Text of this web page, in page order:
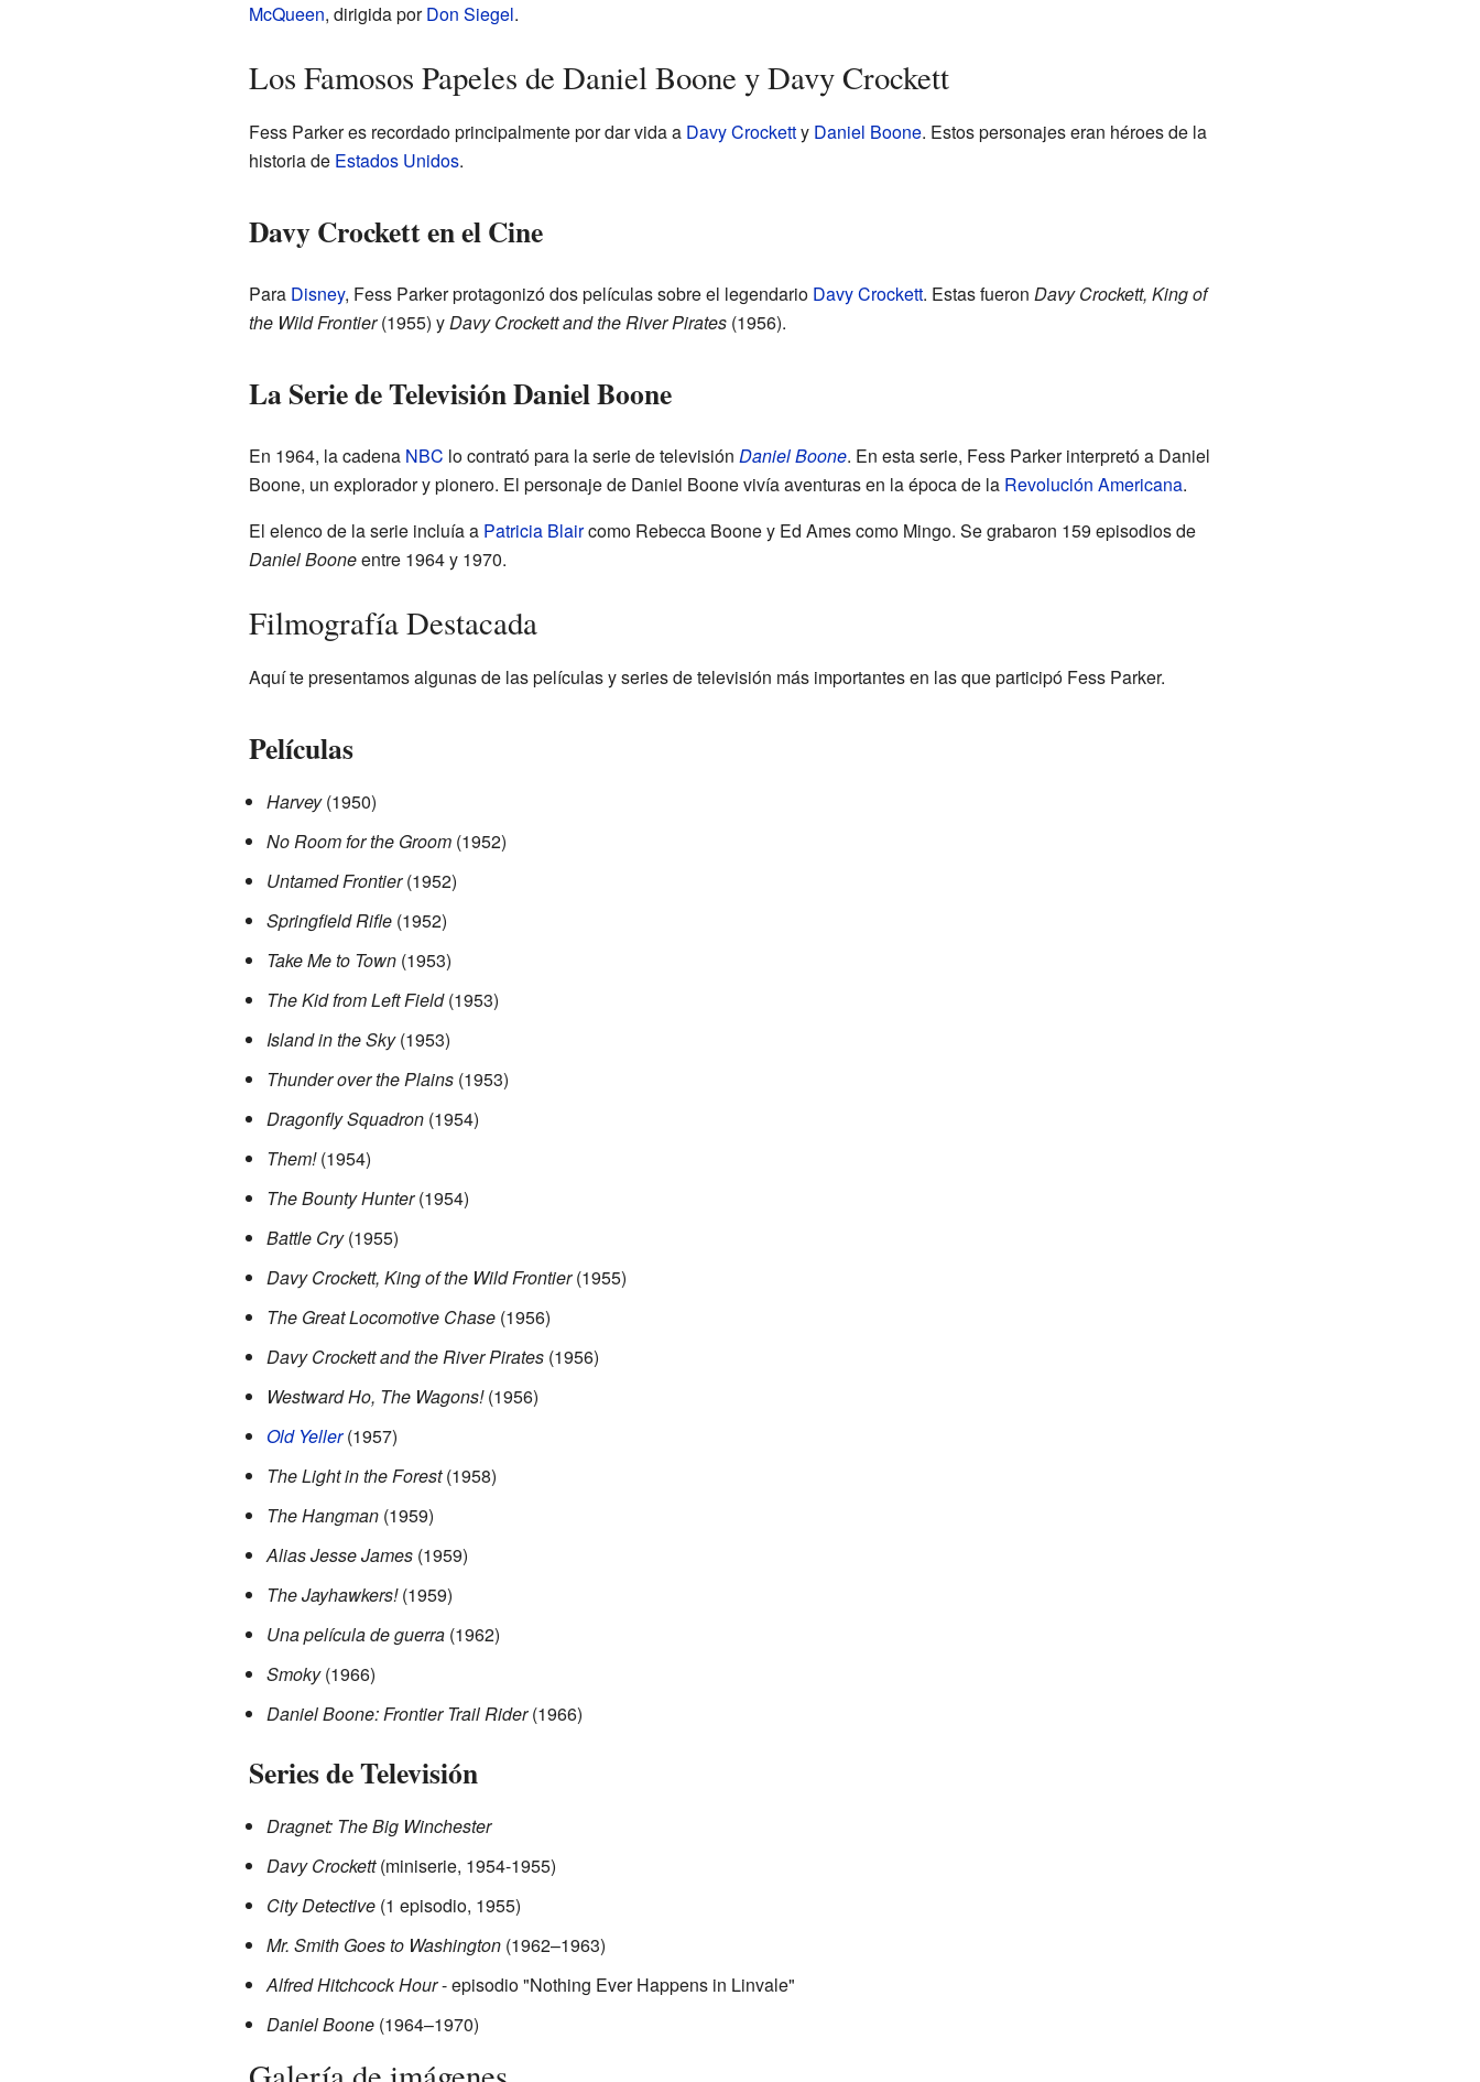
McQueen, dirigida porDon Siegel.
Los Famosos Papeles de Daniel Boone y Davy Crockett
Fess Parker es recordado principalmente por dar vida a Davy Crocketty Daniel Boone. Estos personajes eran héroes de la
historia de Estados Unidos.
Davy Crockett en el Cine
Para Disney, Fess Parker protagonizó dos películas sobre el legendario Davy Crockett. Estas fueron Davy Crockett, King of
the Wild Frontier(1955) yDavy Crockett and the River Pirates(1956).
La Serie de Televisión Daniel Boone
En 1964, la cadena NBC lo contrató para la serie de televisión Daniel Boone. En esta serie, Fess Parker interpretó a Daniel
Boone, un explorador y pionero. El personaje de Daniel Boone vivía aventuras en la época de la Revolución Americana.
El elenco de la serie incluía a Patricia Blaircomo Rebecca Boone y Ed Ames como Mingo. Se grabaron 159 episodios de
Daniel Booneentre 1964 y 1970.
Filmografía Destacada
Aquí te presentamos algunas de las películas y series de televisión más importantes en las que participó Fess Parker.
Películas
Harvey(1950)
No Room for the Groom(1952)
Untamed Frontier(1952)
Springfield Rifle(1952)
Take Me to Town(1953)
The Kid from Left Field(1953)
Island in the Sky(1953)
Thunder over the Plains(1953)
Dragonfly Squadron(1954)
Them!(1954)
The Bounty Hunter(1954)
Battle Cry(1955)
Davy Crockett, King of the Wild Frontier(1955)
The Great Locomotive Chase(1956)
Davy Crockett and the River Pirates(1956)
Westward Ho, The Wagons!(1956)
Old Yeller(1957)
The Light in the Forest(1958)
The Hangman(1959)
Alias Jesse James(1959)
The Jayhawkers!(1959)
Una película de guerra(1962)
Smoky(1966)
Daniel Boone: Frontier Trail Rider(1966)
Series de Televisión
Dragnet: The Big Winchester
Davy Crockett(miniserie, 1954-1955)
City Detective(1 episodio, 1955)
Mr. Smith Goes to Washington(1962–1963)
Alfred Hitchcock Hour- episodio "Nothing Ever Happens in Linvale"
Daniel Boone(1964–1970)